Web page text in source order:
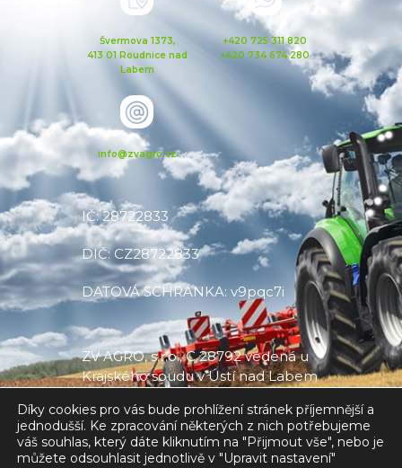
Švermova 1373,
413 01 Roudnice nad
Labem
+420 725 311 820
+420 734 674 280
info@zvagro.cz
IČ: 28722833
DIČ: CZ28722833
DATOVÁ SCHRÁNKA: v9pqc7i
ZV AGRO, s.r.o., C 28792 vedená u
Krajského soudu v Ústí nad Labem
Made with❤by V CREATE
Díky cookies pro vás bude prohlížení stránek příjemnější a
jednodušší. Ke zpracování některých z nich potřebujeme
váš souhlas, který dáte kliknutím na "Přijmout vše", nebo je
můžete odsouhlasit jednotlivě v "Upravit nastavení"